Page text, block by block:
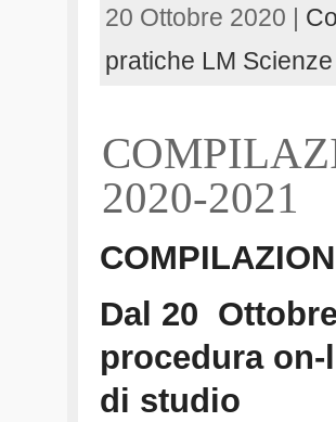
20 Ottobre 2020 |
pratiche LM
2020-2021
Dal 20
procedura
di studio